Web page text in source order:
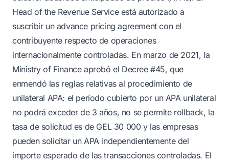
Head of the Revenue Service está autorizado a
suscribir un advance pricing agreement con el
contribuyente respecto de operaciones
internacionalmente controladas. En marzo de 2021, la
Ministry of Finance aprobó el Decree #45, que
enmendó las reglas relativas al procedimiento de
unilateral APA: el período cubierto por un APA unilateral
no podrá exceder de 3 años, no se permite rollback, la
tasa de solicitud es de GEL 30 000 y las empresas
pueden solicitar un APA independientemente del
importe esperado de las transacciones controladas. El